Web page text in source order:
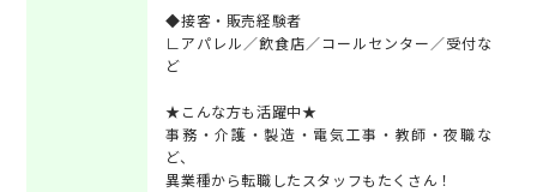
◆接客・販売経験者
∟アパレル／飲食店／コールセンター／受付な
ど
★こんな方も活躍中★
事務・介護・製造・電気工事・教師・夜職な
ど、
異業種から転職したスタッフもたくさん！